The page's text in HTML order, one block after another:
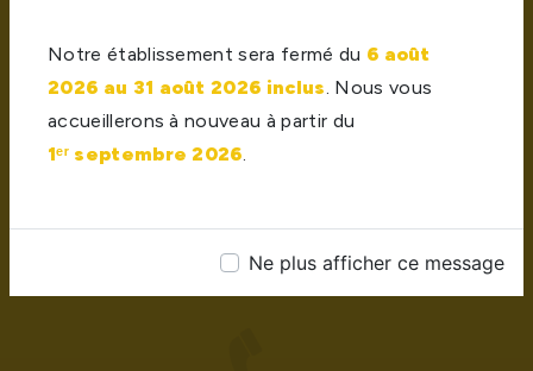
Notre établissement sera fermé du 6 août
2026 au 31 août 2026 inclus. Nous vous
accueillerons à nouveau à partir du
1ᵉʳ septembre 2026.
Ne plus afficher ce message
420 route des Etangs, Z.I les Etangs, 71170
Chauffailles